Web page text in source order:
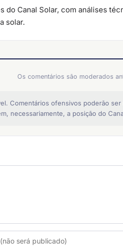
do Canal Solar, com análises
solar.
Os comentários são moderados
Comentários ofensivos poderão ser
necessariamente, a posição do